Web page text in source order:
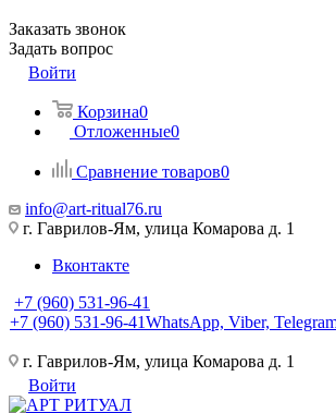
Заказать звонок
Задать вопрос
Войти
Корзина0
Отложенные0
Сравнение товаров0
info@art-ritual76.ru
г. Гаврилов-Ям, улица Комарова д. 1
Вконтакте
+7 (960) 531-96-41
+7 (960) 531-96-41WhatsApp, Viber,
г. Гаврилов-Ям, улица Комарова д. 1
Войти